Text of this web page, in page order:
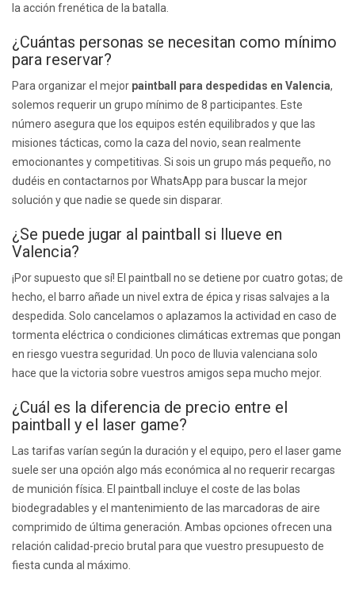
la acción frenética de la batalla.
¿Cuántas personas se necesitan como mínimo
para reservar?
Para organizar el mejor paintball para despedidas en Valencia,
solemos requerir un grupo mínimo de 8 participantes. Este
número asegura que los equipos estén equilibrados y que las
misiones tácticas, como la caza del novio, sean realmente
emocionantes y competitivas. Si sois un grupo más pequeño, no
dudéis en contactarnos por WhatsApp para buscar la mejor
solución y que nadie se quede sin disparar.
¿Se puede jugar al paintball si llueve en
Valencia?
¡Por supuesto que sí! El paintball no se detiene por cuatro gotas; de
hecho, el barro añade un nivel extra de épica y risas salvajes a la
despedida. Solo cancelamos o aplazamos la actividad en caso de
tormenta eléctrica o condiciones climáticas extremas que pongan
en riesgo vuestra seguridad. Un poco de lluvia valenciana solo
hace que la victoria sobre vuestros amigos sepa mucho mejor.
¿Cuál es la diferencia de precio entre el
paintball y el laser game?
Las tarifas varían según la duración y el equipo, pero el laser game
suele ser una opción algo más económica al no requerir recargas
de munición física. El paintball incluye el coste de las bolas
biodegradables y el mantenimiento de las marcadoras de aire
comprimido de última generación. Ambas opciones ofrecen una
relación calidad-precio brutal para que vuestro presupuesto de
fiesta cunda al máximo.